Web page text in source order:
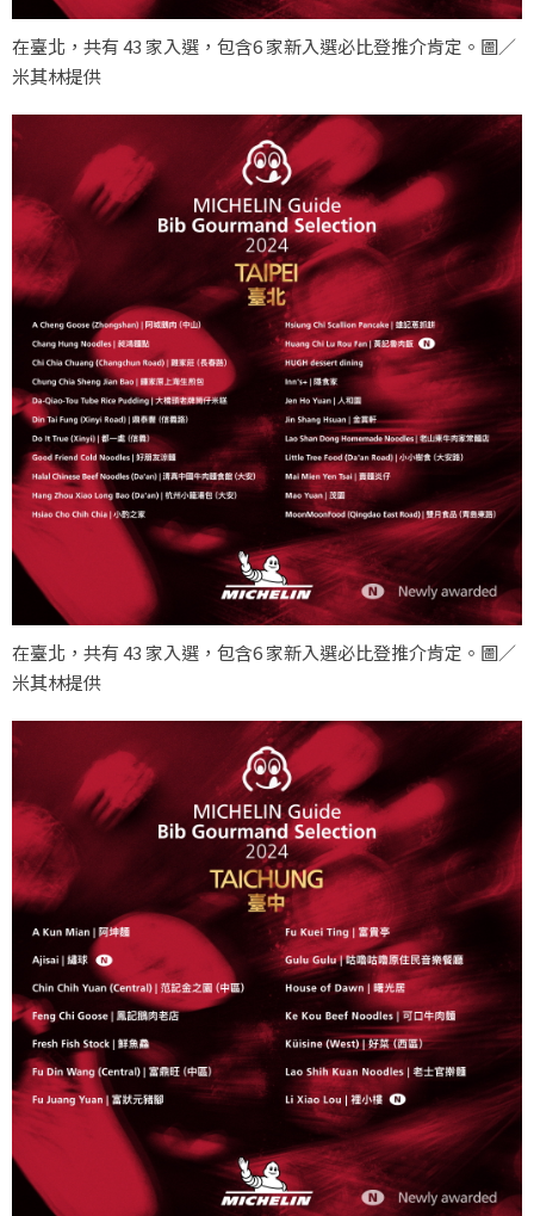
在臺北，共有 43 家入選，包含6 家新入選必比登推介肯定。圖／
米其林提供
在臺北，共有 43 家入選，包含6 家新入選必比登推介肯定。圖／
米其林提供